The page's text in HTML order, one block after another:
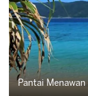
Pantai